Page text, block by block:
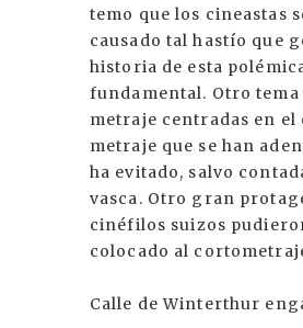
temo que los cineastas
causado tal hastío que
historia de esta
fundamental. Otro tema
metraje centradas en
metraje que se han
ha evitado, salvo
vasca. Otro gran
cinéfilos suizos
colocado al
Calle de Winterthur